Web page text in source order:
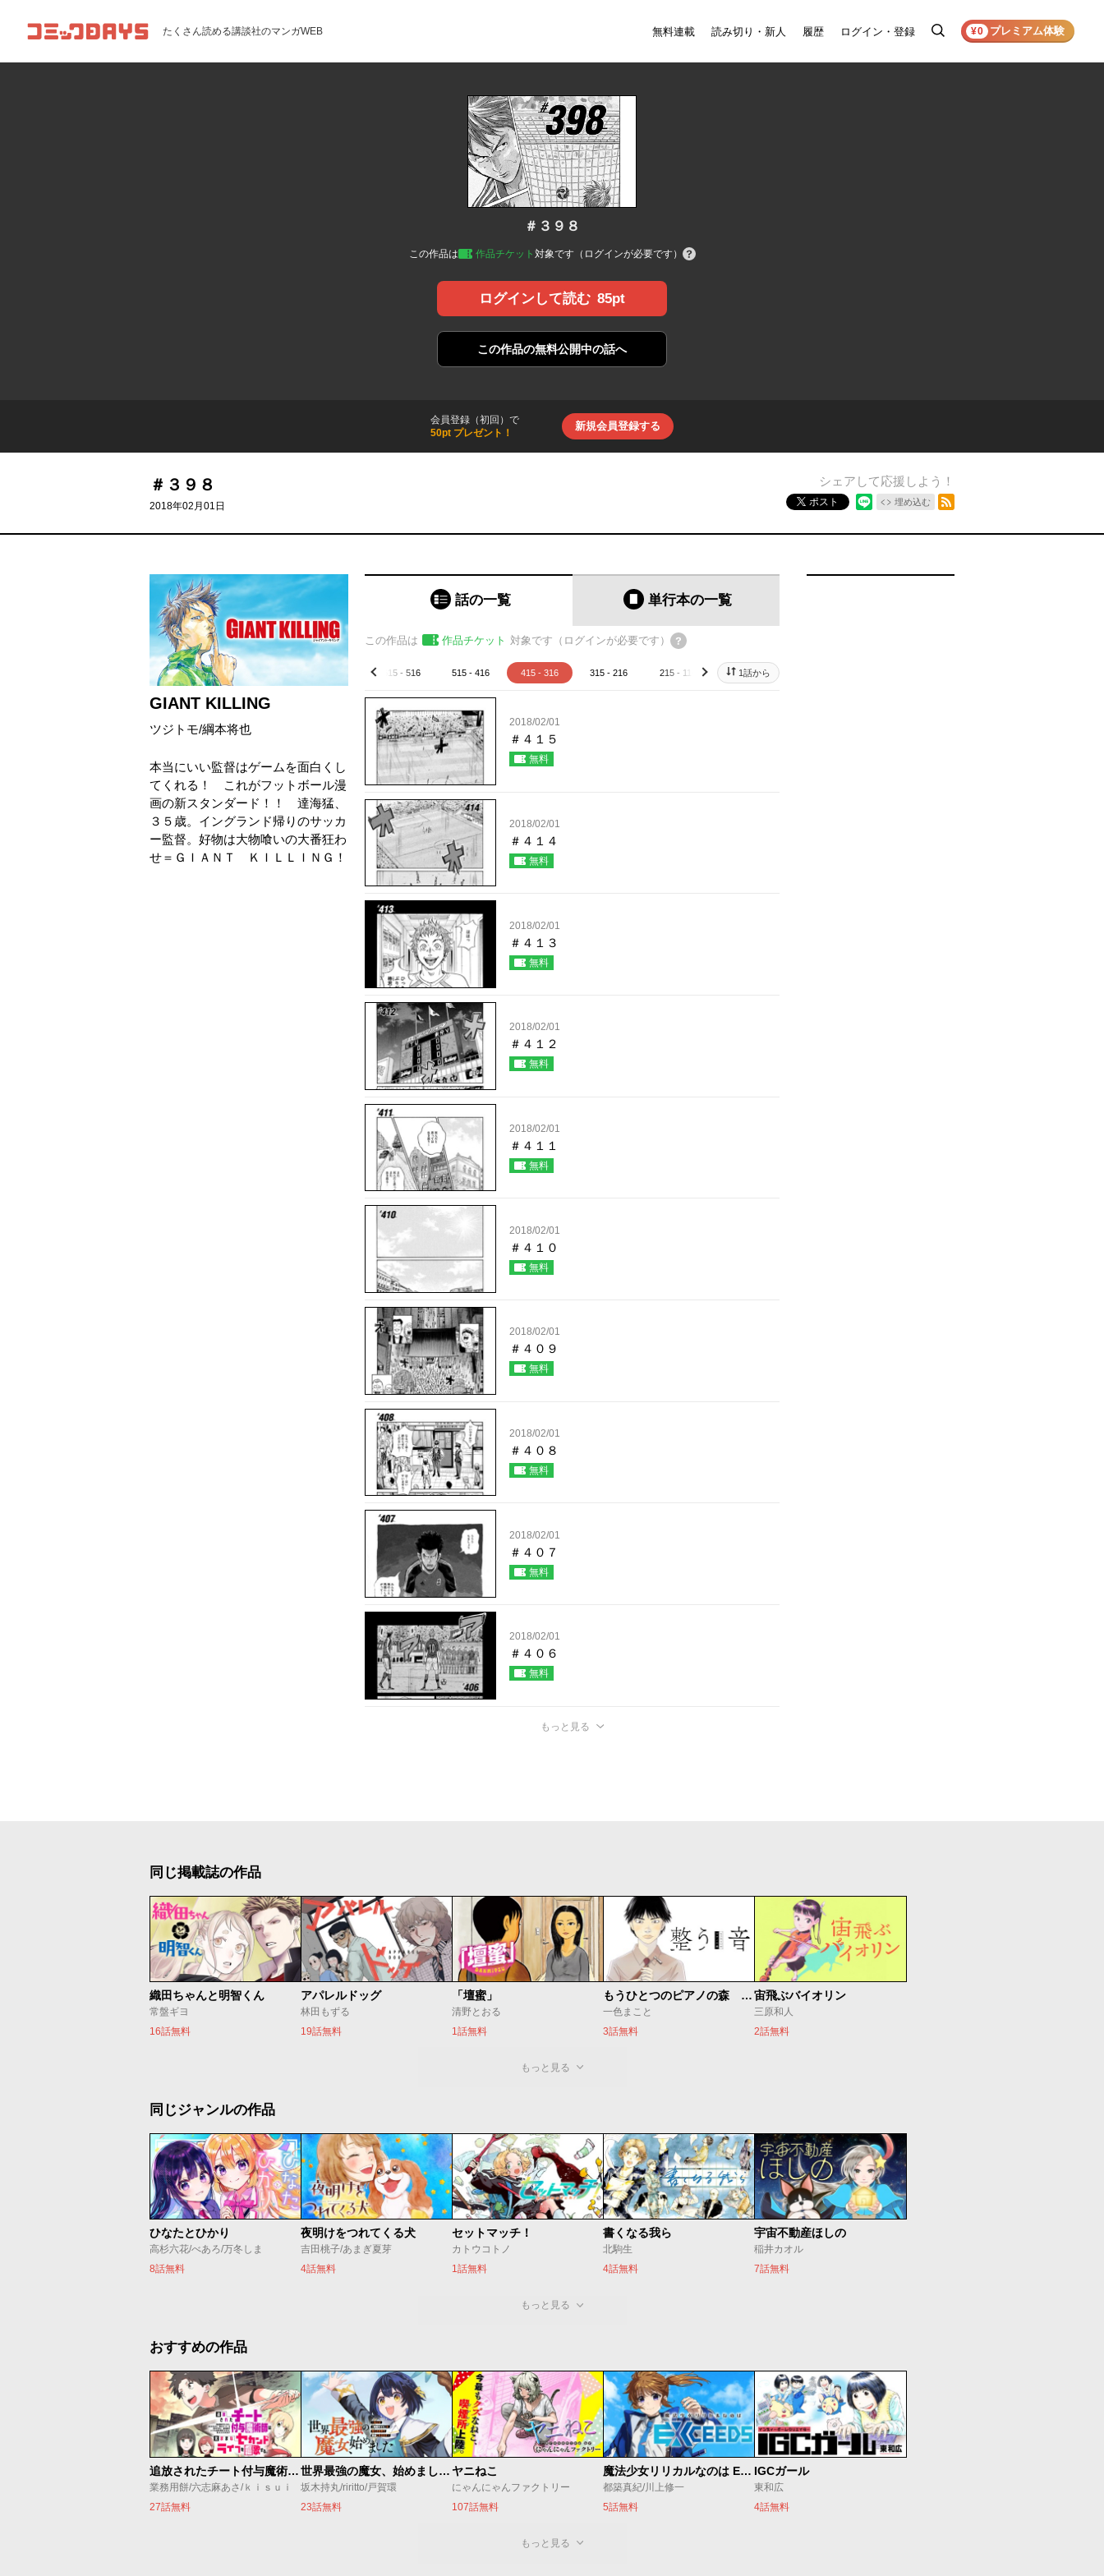
コミックDAYS たくさん読める講談社のマンガWEB 無料連載 読み切り・新人 履歴 ログイン・登録
検
¥0 プレミアム体験
＃３９８
この作品は 作品チケット 対象です（ログインが必要です）
ログインして読む 85pt
この作品の無料公開中の話へ
会員登録（初回）で
50pt プレゼント！
新規会員登録する
＃３９８
2018年02月01日
シェアして応援しよう！
ポスト 埋め込む
GIANT KILLING
ツジトモ/綱本将也
本当にいい監督はゲームを面白くし
てくれる！ これがフットボール漫
画の新スタンダード！！ 達海猛、
３５歳。イングランド帰りのサッカ
ー監督。好物は大物喰いの大番狂わ
せ＝ＧＩＡＮＴ ＫＩＬＬＩＮＧ！
話の一覧 単行本の一覧
この作品は 作品チケット 対象です（ログインが必要です）
615 - 516 515 - 416 415 - 316 315 - 216 215 - 116 115 - 16
prev next 1話から
2018/02/01
＃４１５
無料
2018/02/01
＃４１４
無料
2018/02/01
＃４１３
無料
2018/02/01
＃４１２
無料
2018/02/01
＃４１１
無料
2018/02/01
＃４１０
無料
2018/02/01
＃４０９
無料
2018/02/01
＃４０８
無料
2018/02/01
＃４０７
無料
2018/02/01
＃４０６
無料
もっと見る
同じ掲載誌の作品
織田ちゃんと明智くん
常盤ギヨ
16話無料
アパレルドッグ
林田もずる
19話無料
「壇蜜」
清野とおる
1話無料
もうひとつのピアノの森 整う音
一色まこと
3話無料
宙飛ぶバイオリン
三原和人
2話無料
もっと見る
同じジャンルの作品
ひなたとひかり
高杉六花/べあろ/万冬しま
8話無料
夜明けをつれてくる犬
吉田桃子/あまぎ夏芽
4話無料
セットマッチ！
カトウコトノ
1話無料
書くなる我ら
北駒生
4話無料
宇宙不動産ほしの
稲井カオル
7話無料
もっと見る
おすすめの作品
追放されたチート付与魔術師は気ままなセカンドライフを謳歌する。 ～俺は武器だけじゃなく、あらゆるものに『強化ポイント』を付与できるし、俺の意思でいつでも効果を解除できるけど、残った人たち大丈夫？～
業務用餅/六志麻あさ/ｋｉｓｕｉ
27話無料
世界最強の魔女、始めました ～私だけ『攻略サイト』を見れる世界で自由に生きます～
坂木持丸/riritto/戸賀環
23話無料
ヤニねこ
にゃんにゃんファクトリー
107話無料
魔法少女リリカルなのは EXCEEDS
都築真紀/川上修一
5話無料
IGCガール
東和広
4話無料
もっと見る